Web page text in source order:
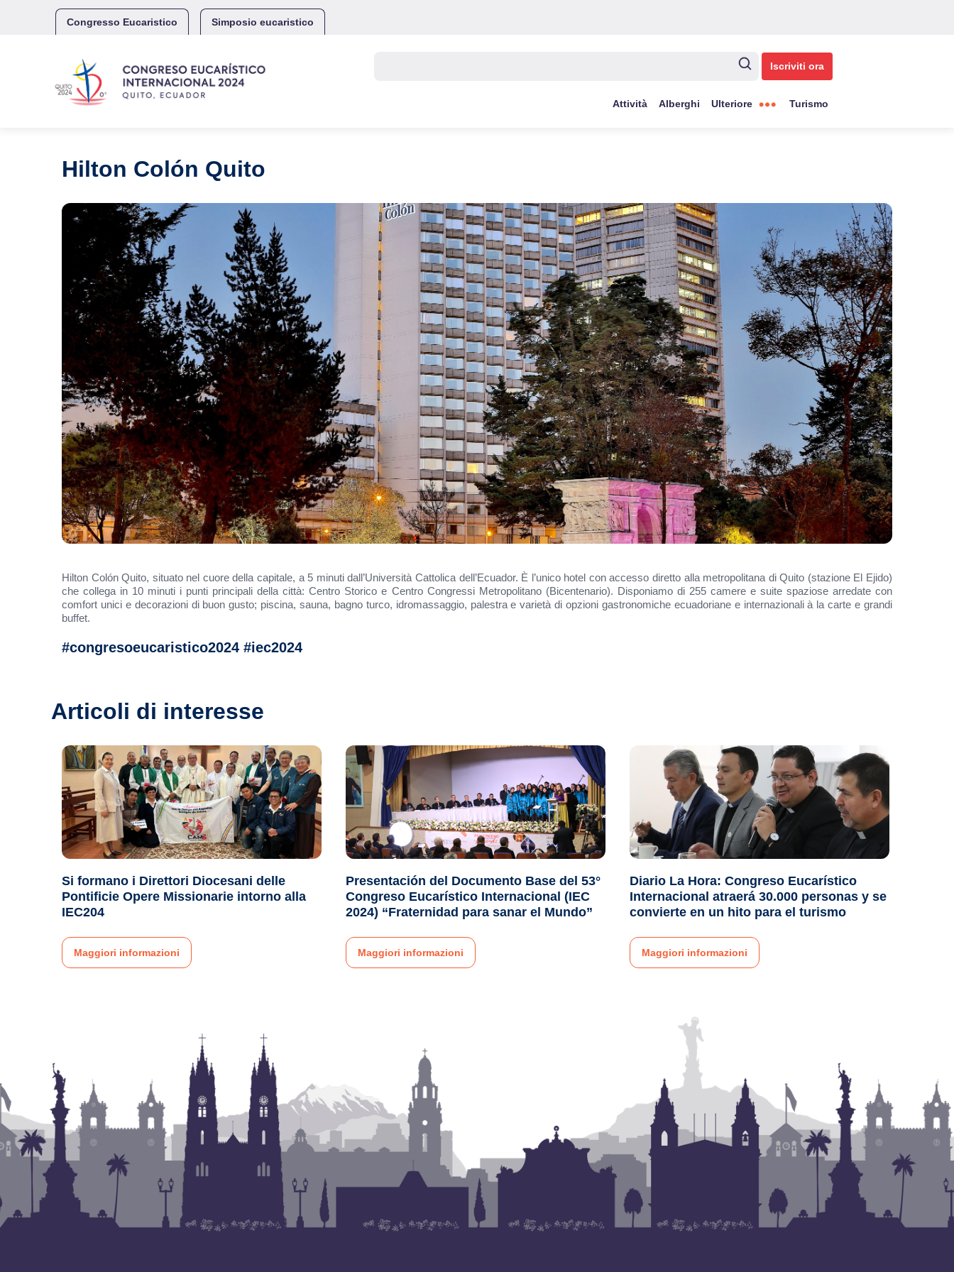
Congresso Eucaristico Simposio eucaristico
Iscriviti ora
Attività Alberghi Ulteriore Turismo
Hilton Colón Quito
Hilton Colón Quito, situato nel cuore della capitale, a 5 minuti dall’Università Cattolica dell’Ecuador. È l’unico hotel con accesso diretto alla metropolitana di Quito (stazione El Ejido)
che collega in 10 minuti i punti principali della città: Centro Storico e Centro Congressi Metropolitano (Bicentenario). Disponiamo di 255 camere e suite spaziose arredate con
comfort unici e decorazioni di buon gusto; piscina, sauna, bagno turco, idromassaggio, palestra e varietà di opzioni gastronomiche ecuadoriane e internazionali à la carte e grandi
buffet.
#congresoeucaristico2024 #iec2024
Articoli di interesse
Si formano i Direttori Diocesani delle
Pontificie Opere Missionarie intorno alla
IEC204
Maggiori informazioni
Presentación del Documento Base del 53°
Congreso Eucarístico Internacional (IEC
2024) “Fraternidad para sanar el Mundo”
Maggiori informazioni
Diario La Hora: Congreso Eucarístico
Internacional atraerá 30.000 personas y se
convierte en un hito para el turismo
Maggiori informazioni